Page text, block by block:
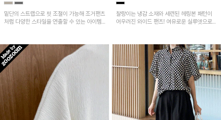
밑단의 스트랩으로 핏 조절이 가능해 조거팬츠
처럼 다양한 스타일을 연출할 수 있는 아이템!
찰랑이는 냉감 소재와 세련된 헤링본 패턴이
어우러진 와이드 팬츠! 여유로운 실루엣으로
다.